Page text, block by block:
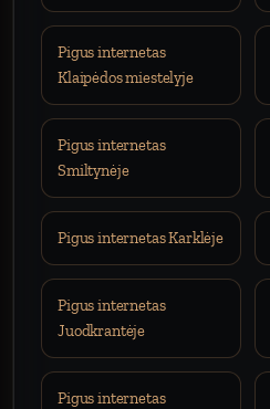
Pigus internetas
Klaipėdos miestelyje
Pigus internetas
Smiltynėje
Pigus internetas Karklėje
Pigus internetas
Juodkrantėje
Pigus internetas